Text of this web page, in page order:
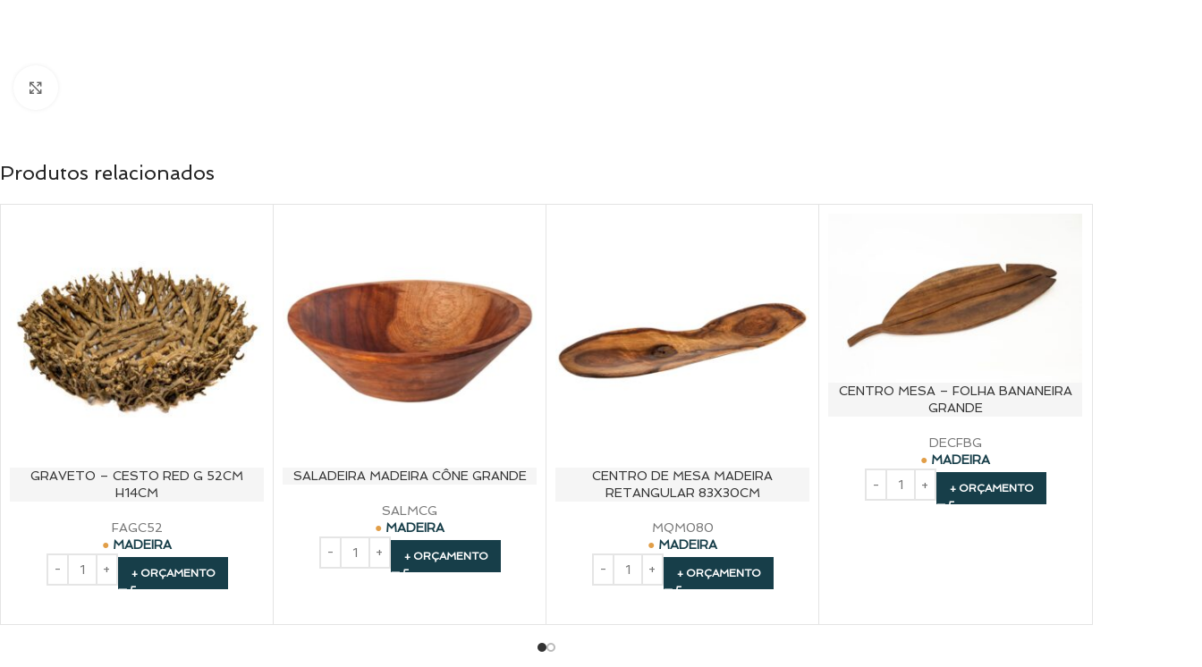
Produtos relacionados
GRAVETO – CESTO RED G 52CM
H14CM
FAGC52
MADEIRA
+ ORÇAMENTO
SALADEIRA MADEIRA CÔNE GRANDE
SALMCG
MADEIRA
+ ORÇAMENTO
CENTRO DE MESA MADEIRA
RETANGULAR 83X30CM
MQM080
MADEIRA
+ ORÇAMENTO
CENTRO MESA – FOLHA BANANEIRA
GRANDE
DECFBG
MADEIRA
+ ORÇAMENTO